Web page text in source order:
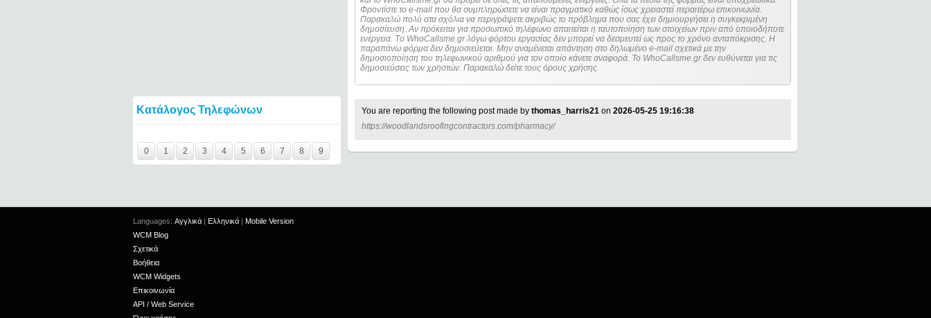
Κατάλογος Τηλεφώνων
0
1 2 3 4 5 6 7 8 9
Φροντίστε το e-mail που θα συμπληρώσετε να είναι πραγματικό καθώς ίσως χρειαστεί περαιτέρω επικοινωνία.
Παρακαλώ πολύ στα σχόλια να περιγράψετε ακριβώς το πρόβλημα που σας έχει δημιουργήσει η συγκεκριμένη
δημοσίευση. Αν πρόκειται για προσωπικό τηλέφωνο απαιτείται η ταυτοποίηση των στοιχείων πριν από οποιοδήποτε
ενέργεια. Τo WhoCallsme.gr λόγω φόρτου εργασίας δεν μπορεί να δεσμευτεί ως προς το χρόνο ανταπόκρισης. Η
παραπάνω φόρμα δεν δημοσιεύεται. Μην αναμένεται απάντηση στο δηλωμένο e-mail σχετικά με την
δημοσιοποίηση του τηλεφωνικού αριθμού για τον οποίο κάνετε αναφορά. Το WhoCallsme.gr δεν ευθύνεται για τις
δημοσιεύσεις των χρηστών. Παρακαλώ δείτε τους όρους χρήσης.
You are reporting the following post made by thomas_harris21 on 2026-05-25 19:16:38
https://woodlandsroofingcontractors.com/pharmacy/
Languages: Αγγλικά | Ελληνικά | Mobile Version
WCM Blog
Σχετικά
Βοήθεια
WCM Widgets
Επικοινωνία
API / Web Service